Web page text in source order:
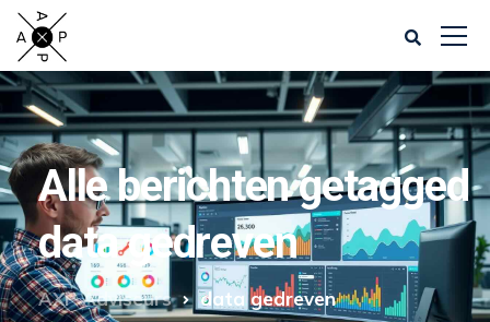
Alle berichten getagged
data gedreven
AXP Adviseurs data gedreven